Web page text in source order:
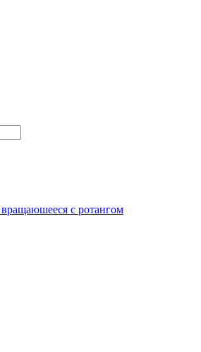
с ротангом